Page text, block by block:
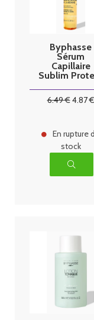
Byphasse
Sérum
Capillaire
Sublim
6.49€4.87€
En rupture
stock